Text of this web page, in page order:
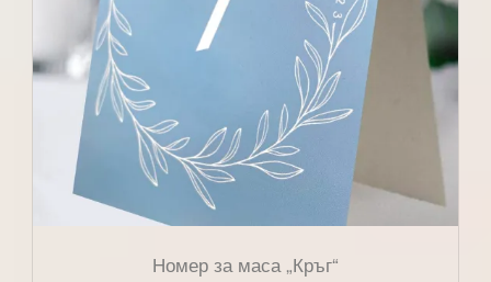
Номер за маса „Кръг“